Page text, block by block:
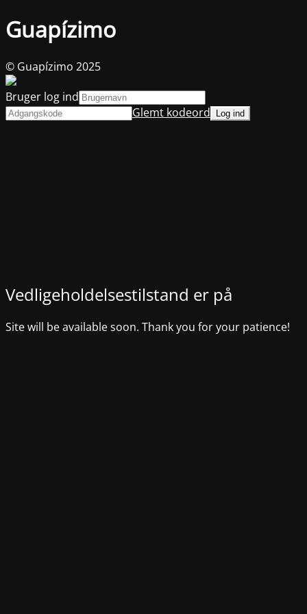
Guapízimo
Vedligeholdelsestilstand er på
Site will be available soon. Thank you for your patience!
© Guapízimo 2025
Bruger log ind
Glemt kodeord